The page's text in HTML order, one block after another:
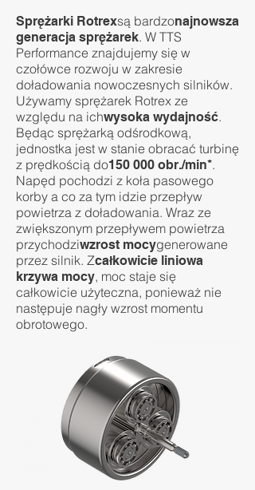
Sprężarki Rotrexsą bardzonajnowsza
generacja sprężarek. W TTS
Performance znajdujemy się w
czołówce rozwoju w zakresie
doładowania nowoczesnych silników.
Używamy sprężarek Rotrex ze
względu na ichwysoka wydajność.
Będąc sprężarką odśrodkową,
jednostka jest w stanie obracać turbinę
z prędkością do150 000 obr./min*.
Napęd pochodzi z koła pasowego
korby a co za tym idzie przepływ
powietrza z doładowania. Wraz ze
zwiększonym przepływem powietrza
przychodziwzrost mocygenerowane
przez silnik. Zcałkowicie liniowa
krzywa mocy, moc staje się
całkowicie użyteczna, ponieważ nie
następuje nagły wzrost momentu
obrotowego.